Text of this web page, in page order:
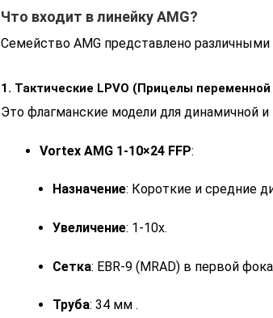
Что входит в линейку AMG?
Семейство AMG представлено
1. Тактические LPVO (Прицелы
Это флагманские модели для динамичной
Vortex AMG 1-10×24 FFP:
Назначение: Короткие и средние
Увеличение: 1-10x.
Сетка: EBR-9 (MRAD) в первой
Труба: 34 мм .